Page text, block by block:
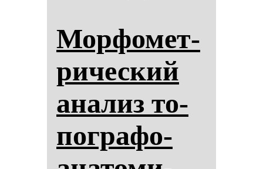
Мор­фо­мет­
ри­чес­кий
ана­лиз то­
пог­ра­фо-